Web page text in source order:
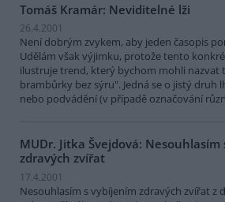
Tomáš Kramár: Neviditelné lži
26.4.2001
Není dobrým zvykem, aby jeden časopis
Udělám však výjimku, protože tento
ilustruje trend, který bychom mohli nazvat
brambůrky bez sýru". Jedná se o jistý druh
nebo podvádění (v případě označování
MUDr. Jitka Švejdová: Nesouhlasím
zdravých zvířat
17.4.2001
Nesouhlasím s vybíjením zdravých zvířat z